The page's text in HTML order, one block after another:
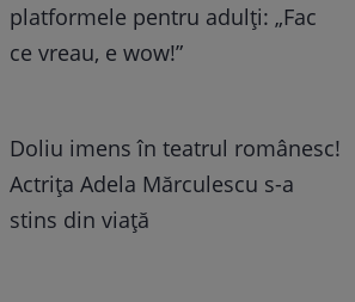
platformele pentru adulți: „Fac
ce vreau, e wow!”
Doliu imens în teatrul românesc!
Actrița Adela Mărculescu s-a
stins din viață